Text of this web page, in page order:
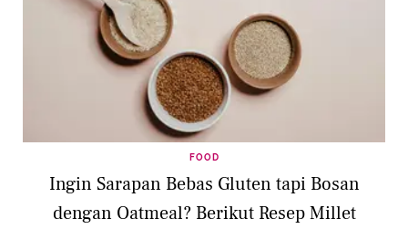
FOOD
Ingin Sarapan Bebas Gluten tapi Bosan
dengan Oatmeal? Berikut Resep Millet